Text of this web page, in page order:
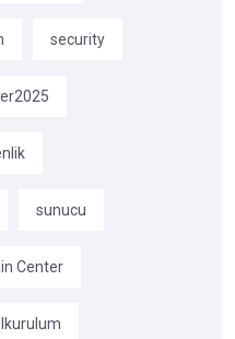
security
sunucu
Center